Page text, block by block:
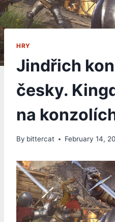
HRY
Jindřich
česky.
na
By bittercat February 14,